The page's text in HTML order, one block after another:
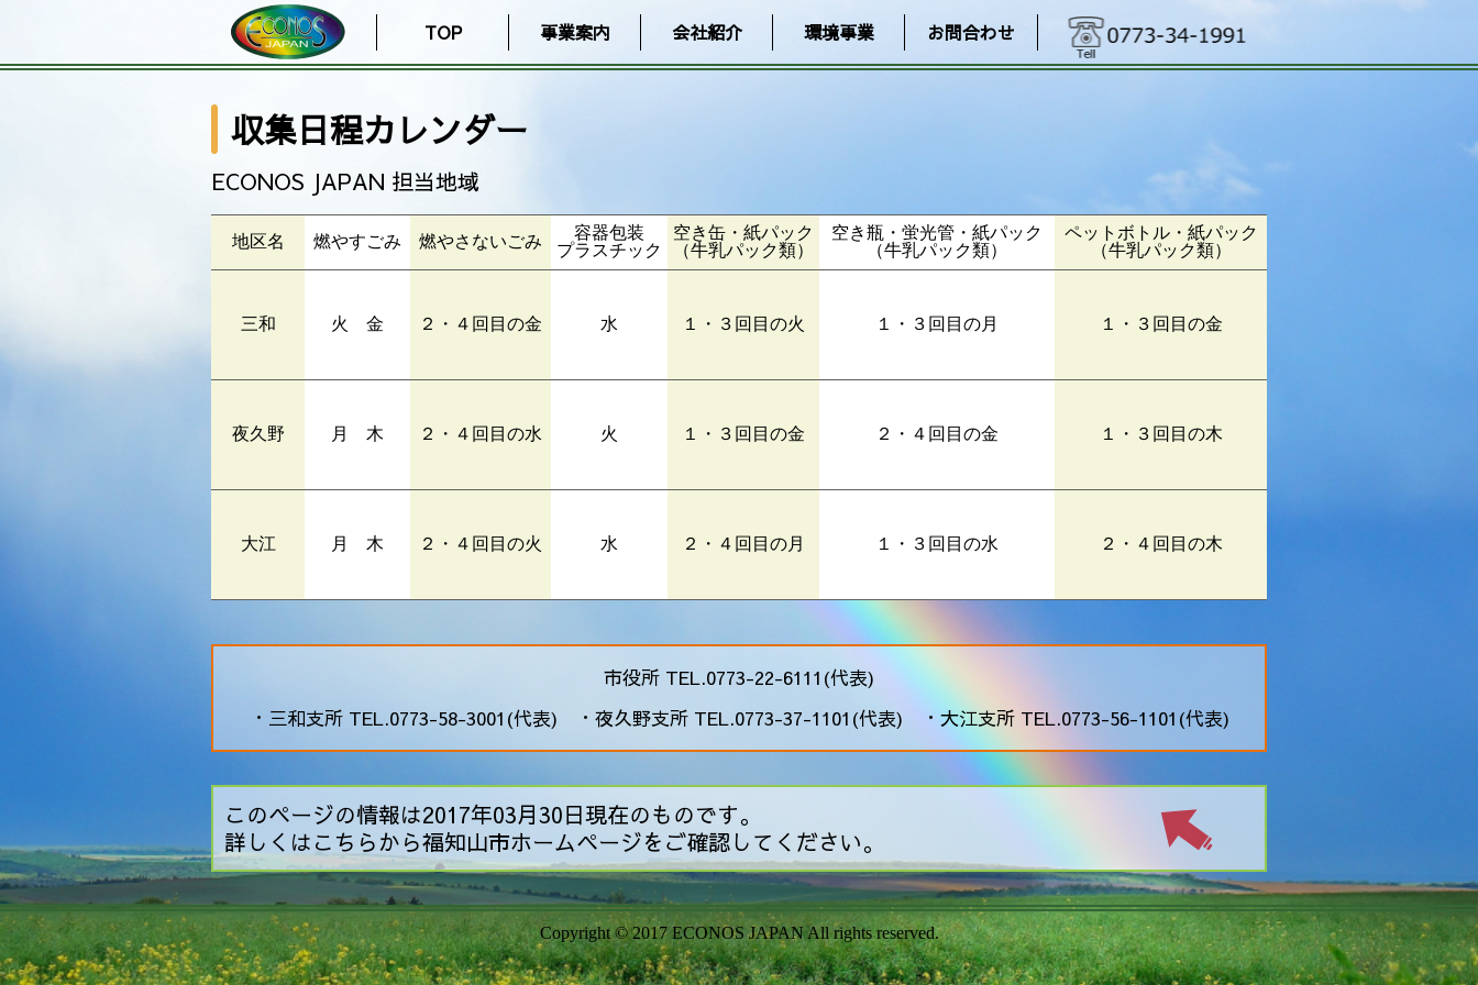
TOP 事業案内 会社紹介 環境事業 お問合わせ
収集日程カレンダー
ECONOS JAPAN 担当地域
地区名 燃やすごみ 燃やさないごみ
容器包装
プラスチック
空き缶・紙パック
（牛乳パック類）
空き瓶・蛍光管・紙パック
（牛乳パック類）
ペットボトル・紙パック
（牛乳パック類）
三和 火 金 ２・４回目の金 水 １・３回目の火 １・３回目の月 １・３回目の金
夜久野 月 木 ２・４回目の水 火 １・３回目の金 ２・４回目の金 １・３回目の木
大江 月 木 ２・４回目の火 水 ２・４回目の月 １・３回目の水 ２・４回目の木
市役所 TEL.0773-22-6111(代表)
・三和支所 TEL.0773-58-3001(代表) ・夜久野支所 TEL.0773-37-1101(代表) ・大江支所 TEL.0773-56-1101(代表)
このページの情報は2017年03月30日現在のものです。
詳しくはこちらから福知山市ホームページをご確認してください。
Copyright © 2017 ECONOS JAPAN All rights reserved.